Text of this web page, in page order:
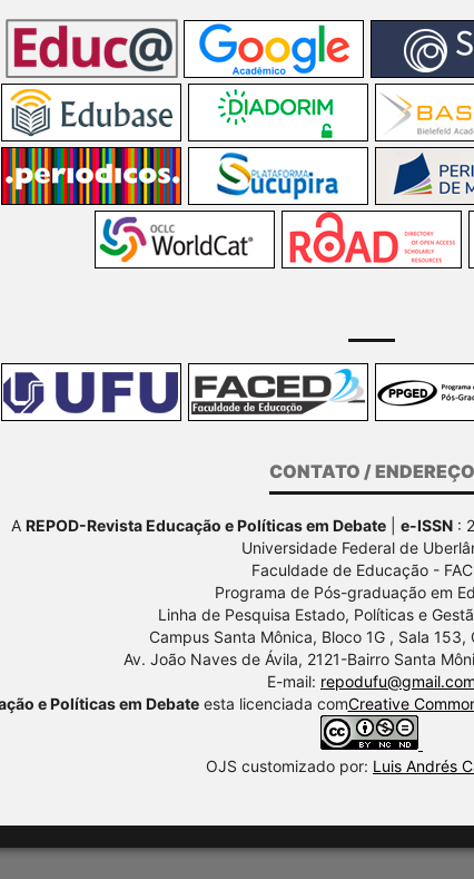
CONTATO / ENDEREÇO
A REPOD-Revista Educação e Políticas em Debate| e-ISSN:
Universidade Federal de
Faculdade de Educação -
Programa de Pós-graduação em
Linha de Pesquisa Estado, Políticas e
Campus Santa Mônica, Bloco 1G , Sala
Av. João Naves de Ávila, 2121-Bairro Santa
E-mail: repodufu@gmail.com
e Políticas em Debateesta licenciada comCreative
OJS customizado por: Luis Andrés